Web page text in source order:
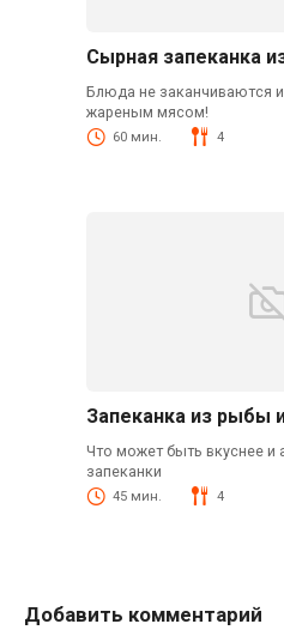
Сырная запеканка
Блюда не заканчиваются
жареным мясом!
60 мин. 4
Запеканка из рыбы
Что может быть вкуснее и
запеканки
45 мин. 4
Добавить комментарий